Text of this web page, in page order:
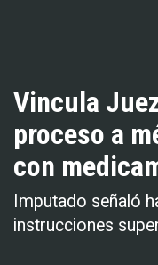
Vincula
proceso a
con
Imputado señaló
instrucciones